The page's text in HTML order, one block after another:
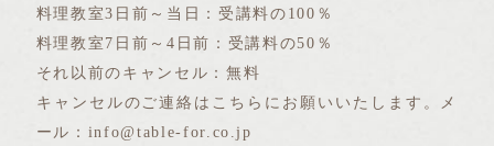
料理教室3日前～当日：受講料の100％
料理教室7日前～4日前：受講料の50％
それ以前のキャンセル：無料
キャンセルのご連絡はこちらにお願いいたします。メ
ール：info@table-for.co.jp